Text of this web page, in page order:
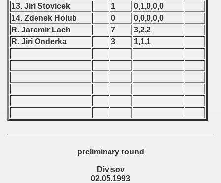
13. Jiri Stovicek
1
0,1,0,0,0
14. Zdenek Holub
0
0,0,0,0,0
R. Jaromir Lach
7
3,2,2
R. Jiri Onderka
3 1,1,1
preliminary round
Divisov
02.05.1993
1983
1986
- 1989